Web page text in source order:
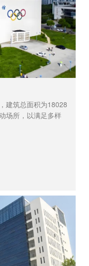
建筑总面积为18028
场所，以满足多样